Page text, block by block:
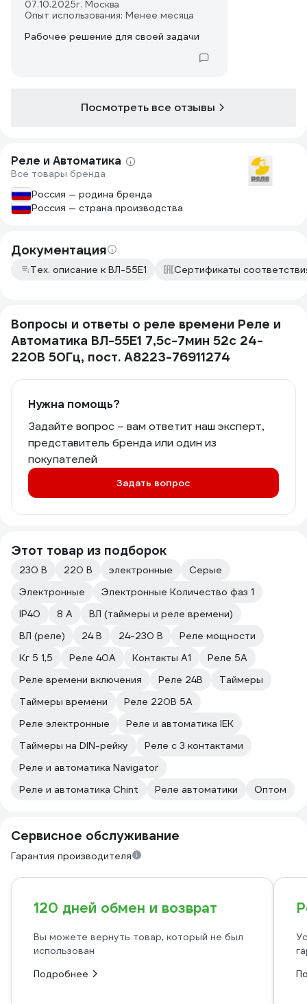
07.10.2025г. Москва
Опыт использования: Менее месяца
Рабочее решение для своей задачи
Посмотреть все отзывы
Реле и Автоматика
Все товары бренда
Россия — родина бренда
Россия — страна производства
Документация
Тех. описание к ВЛ-55Е1 Сертификаты
Вопросы и ответы о реле времени Реле и
Автоматика ВЛ-55Е1 7,5с-7мин 52с 24-
220В 50Гц, пост. A8223-76911274
Нужна помощь?
Задайте вопрос – вам ответит наш эксперт,
представитель бренда или один из
покупателей
Задать вопрос
Этот товар из подборок
230 В 220 В электронные
Серые
Электронные
Электронные Количество фаз 1
IP40
8 А
ВЛ (таймеры и реле времени)
ВЛ (реле)
24 В 24-230 В
Реле мощности
Кг 5 1,5
Реле 40А Контакты A1
Реле 5А
Реле времени включения
Реле 24В
Таймеры
Таймеры времени
Реле 220В 5А
Реле электронные
Реле и автоматика IEK
Таймеры на DIN-рейку
Реле с 3 контактами
Реле и автоматика Navigator
Реле и автоматика Chint
Реле автоматики Оптом
Сервисное обслуживание
Гарантия производителя
120 дней обмен и возврат
Вы можете вернуть товар, который не был
использован
Подробнее